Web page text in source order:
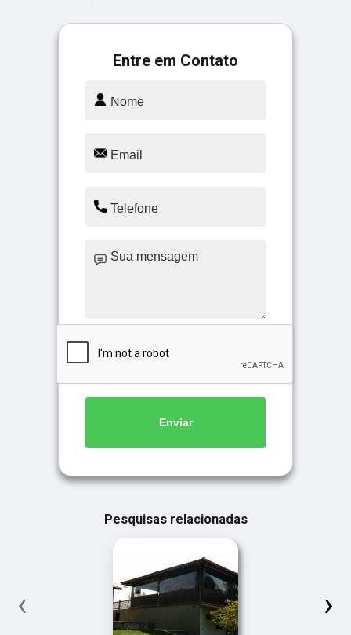
Entre em Contato
Enviar
Pesquisas relacionadas
‹ ›